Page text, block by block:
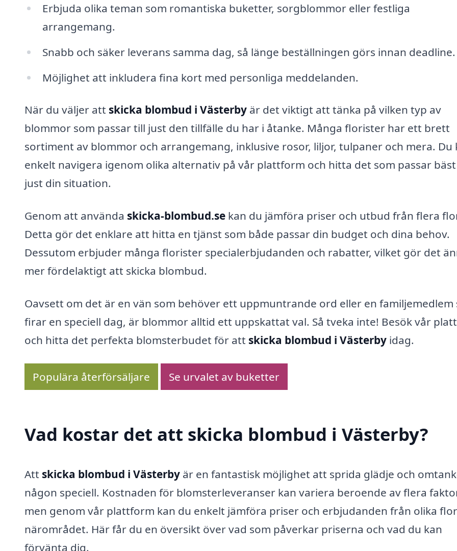
Erbjuda olika teman som romantiska buketter, sorgblommor eller festliga
arrangemang.
Snabb och säker leverans samma dag, så länge beställningen görs innan deadline.
Möjlighet att inkludera fina kort med personliga meddelanden.
När du väljer att skicka blombud i Västerby är det viktigt att tänka på vilken typ av
blommor som passar till just den tillfälle du har i åtanke. Många florister har ett brett
sortiment av blommor och arrangemang, inklusive rosor, liljor, tulpaner och mera. Du
enkelt navigera igenom olika alternativ på vår plattform och hitta det som passar
just din situation.
Genom att använda skicka-blombud.se kan du jämföra priser och utbud från flera
Detta gör det enklare att hitta en tjänst som både passar din budget och dina behov.
Dessutom erbjuder många florister specialerbjudanden och rabatter, vilket gör det
mer fördelaktigt att skicka blombud.
Oavsett om det är en vän som behöver ett uppmuntrande ord eller en familjemedlem
firar en speciell dag, är blommor alltid ett uppskattat val. Så tveka inte! Besök vår
och hitta det perfekta blomsterbudet för att skicka blombud i Västerby idag.
Populära återförsäljare Se urvalet av buketter
Vad kostar det att skicka blombud i Västerby?
Att skicka blombud i Västerby är en fantastisk möjlighet att sprida glädje och
någon speciell. Kostnaden för blomsterleveranser kan variera beroende av flera
men genom vår plattform kan du enkelt jämföra priser och erbjudanden från olika
närområdet. Här får du en översikt över vad som påverkar priserna och vad du kan
förvänta dig.